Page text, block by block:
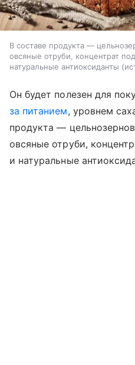
В составе продукта —
овсяные отруби, концентрат
натуральные антиоксиданты
Он будет полезен для
за питанием, уровнем
продукта —
овсяные отруби,
и натуральные